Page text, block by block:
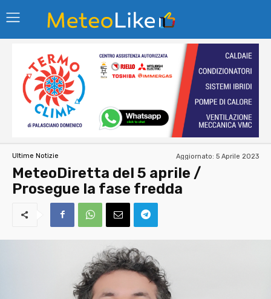
Ultime Notizie Aggiornato: 5 Aprile 2023
MeteoDiretta del 5 aprile /
Prosegue la fase fredda